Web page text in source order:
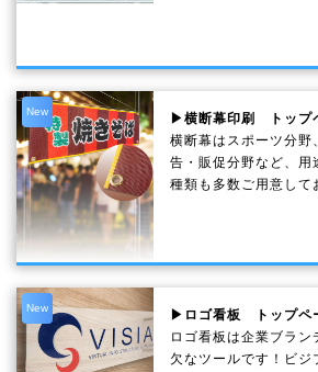
New
▶横断幕印刷 トップ
横断幕はスポーツ分野
告・販促分野など、用
種類も多数ご用意して
New
▶ロゴ看板 トップペ
ロゴ看板は企業ブラ
欠なツールです！ビ